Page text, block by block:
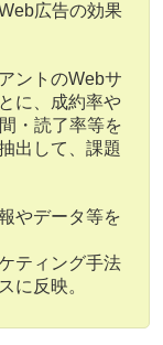
広告の効果
ントのWebサ
に、成約率や
・読了率等を
出して、課題
やデータ等を
ティング手法
に反映。